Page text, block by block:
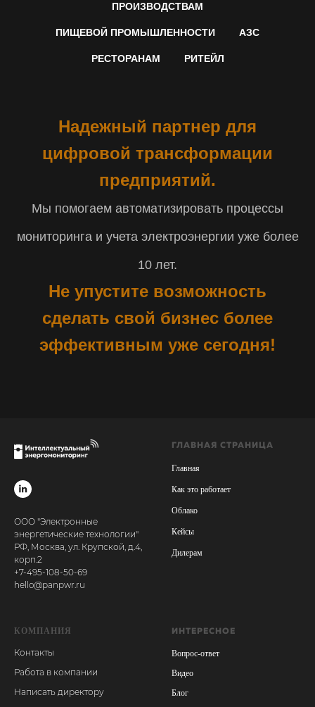
ПРОИЗВОДСТВАМ
ПИЩЕВОЙ ПРОМЫШЛЕННОСТИ АЗС
РЕСТОРАНАМ РИТЕЙЛ
Надежный партнер для
цифровой трансформации
предприятий.
Мы помогаем автоматизировать процессы
мониторинга и учета электроэнергии уже более
10 лет.
Не упустите возможность
сделать свой бизнес более
эффективным уже сегодня!
ООО "Электронные
энергетические технологии"
РФ, Москва, ул. Крупской, д.4,
корп.2
+7-495-108-50-69
hello@panpwr.ru
ГЛАВНАЯ СТРАНИЦА
Главная
Как это работает
Облако
Кейсы
Дилерам
КОМПАНИЯ
Контакты
Работа в компании
Написать директору
ИНТЕРЕСНОЕ
Вопрос-ответ
Видео
Блог